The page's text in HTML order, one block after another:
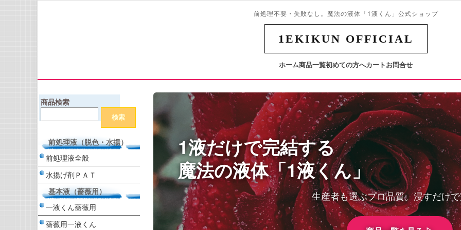
前処理不要・失敗なし。魔法の液体「1液くん」公式ショップ
1EKIKUN OFFICIAL
ホーム商品一覧初めての方へカートお問合せ
商品検索
前処理液（脱色・水揚）
前処理液全般
水揚げ剤ＰＡＴ
基本液（薔薇用）
一液くん薔薇用
薔薇用一液くん
1液だけで完結する
魔法の液体「1液くん」
生産者も選ぶプロ品質。浸すだけ